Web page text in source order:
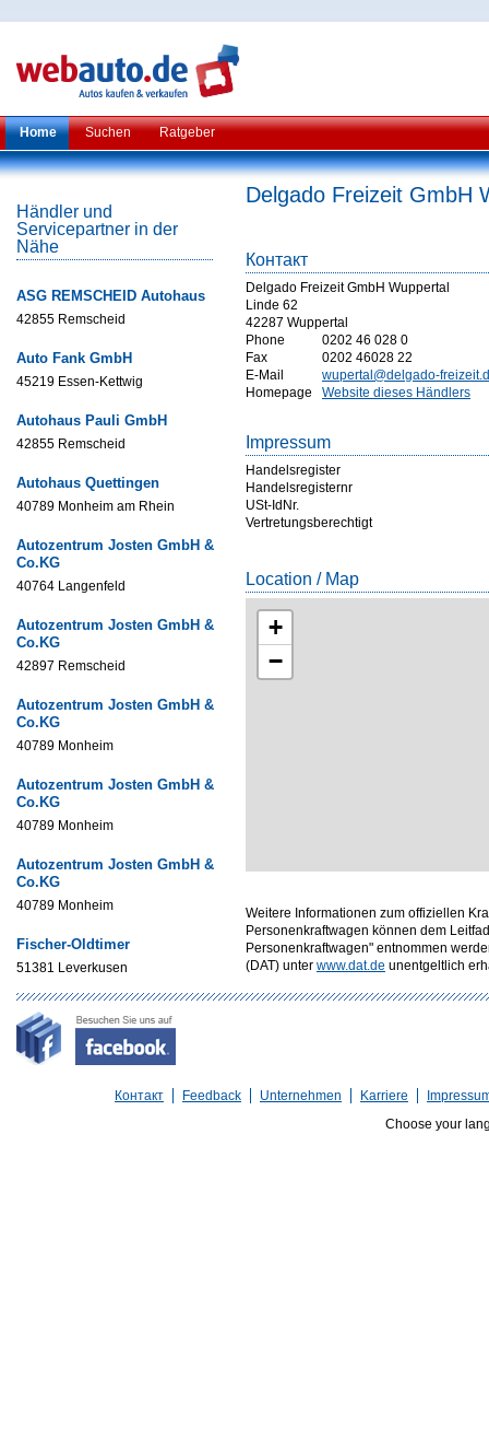
Home Suchen Ratgeber
Händler und
Servicepartner in der
Nähe
ASG REMSCHEID Autohaus
42855 Remscheid
Auto Fank GmbH
45219 Essen-Kettwig
Autohaus Pauli GmbH
42855 Remscheid
Autohaus Quettingen
40789 Monheim am Rhein
Autozentrum Josten GmbH &
Co.KG
40764 Langenfeld
Autozentrum Josten GmbH &
Co.KG
42897 Remscheid
Autozentrum Josten GmbH &
Co.KG
40789 Monheim
Autozentrum Josten GmbH &
Co.KG
40789 Monheim
Autozentrum Josten GmbH &
Co.KG
40789 Monheim
Fischer-Oldtimer
51381 Leverkusen
Delgado Freizeit GmbH
Контакт
Delgado Freizeit GmbH Wuppertal
Linde 62
42287 Wuppertal
Phone
0202 46 028 0
Fax
0202 46028 22
E-Mail
wupertal@delgado-
Homepage
Website dieses Händlers
Impressum
Handelsregister
Handelsregisternr
USt-IdNr.
Vertretungsberechtigt
Location / Map
+
−
Weitere Informationen zum offiziellen
Personenkraftwagen können dem
Personenkraftwagen" entnommen
(DAT) unter www.dat.de unentgeltlich
Контакт Feedback Unternehmen Karriere
Choose your